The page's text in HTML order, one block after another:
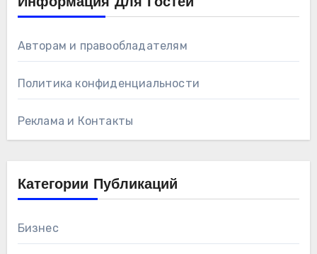
Авторам и правообладателям
Политика конфиденциальности
Реклама и Контакты
Категории Публикаций
Бизнес